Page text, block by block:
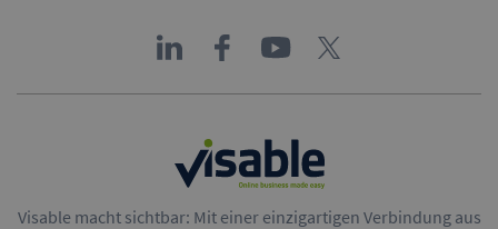
Visable macht sichtbar: Mit einer einzigartigen Verbindung aus